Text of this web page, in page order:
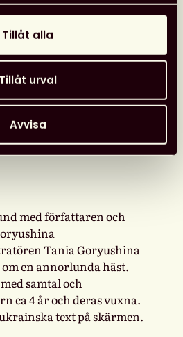
Tillåt alla
Tillåt urval
Avvisa
med den språkliga
under 1870-talet
införande
ges också till den
om ”halvspråkighet” och de
såväl på
som på synen på
I samarbete
litteratur, Stockholms
med författaren och
Tania Goryushina
en annorlunda häst.
samtal och
ca 4 år och deras vuxna.
text på skärmen.